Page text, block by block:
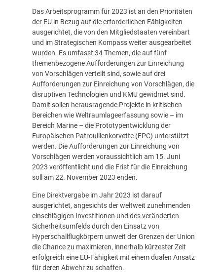
Das Arbeitsprogramm für 2023 ist an den Prioritäten
der EU in Bezug auf die erforderlichen Fähigkeiten
ausgerichtet, die von den Mitgliedstaaten vereinbart
und im Strategischen Kompass weiter ausgearbeitet
wurden. Es umfasst 34 Themen, die auf fünf
themenbezogene Aufforderungen zur Einreichung
von Vorschlägen verteilt sind, sowie auf drei
Aufforderungen zur Einreichung von Vorschlägen, die
disruptiven Technologien und KMU gewidmet sind.
Damit sollen herausragende Projekte in kritischen
Bereichen wie Weltraumlageerfassung sowie – im
Bereich Marine – die Prototypentwicklung der
Europäischen Patrouillenkorvette (EPC) unterstützt
werden. Die Aufforderungen zur Einreichung von
Vorschlägen werden voraussichtlich am 15. Juni
2023 veröffentlicht und die Frist für die Einreichung
soll am 22. November 2023 enden.
Eine Direktvergabe im Jahr 2023 ist darauf
ausgerichtet, angesichts der weltweit zunehmenden
einschlägigen Investitionen und des veränderten
Sicherheitsumfelds durch den Einsatz von
Hyperschallflugkörpern unweit der Grenzen der Union
die Chance zu maximieren, innerhalb kürzester Zeit
erfolgreich eine EU-Fähigkeit mit einem dualen Ansatz
für deren Abwehr zu schaffen.